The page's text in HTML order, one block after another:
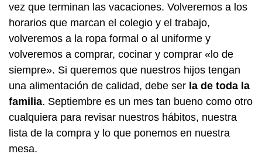
vez que terminan las vacaciones. Volveremos a los
horarios que marcan el colegio y el trabajo,
volveremos a la ropa formal o al uniforme y
volveremos a comprar, cocinar y comprar «lo de
siempre». Si queremos que nuestros hijos tengan
una alimentación de calidad, debe ser la de toda la
familia. Septiembre es un mes tan bueno como otro
cualquiera para revisar nuestros hábitos, nuestra
lista de la compra y lo que ponemos en nuestra
mesa.